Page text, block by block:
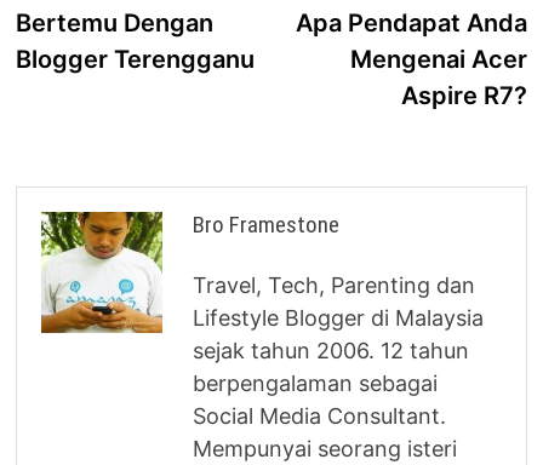
navigationpost:
Bertemu Dengan
Blogger Terengganu
Apa Pendapat Anda
Mengenai Acer
Aspire R7?
Bro Framestone
Travel, Tech, Parenting dan
Lifestyle Blogger di Malaysia
sejak tahun 2006. 12 tahun
berpengalaman sebagai
Social Media Consultant.
Mempunyai seorang isteri